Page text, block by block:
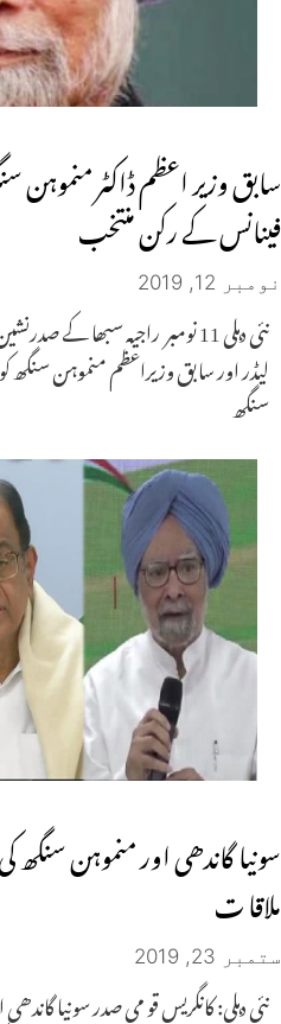
سابق وزیر اعظم ڈاکٹر منموہن
فینانس کے رکن منتخب
نومبر 12, 2019
نئی دہلی 11 نومبر راجیہ سبھا کے
لیڈر اور سابق وزیراعظم منموہن
سنگھ
سونیا گاندھی اور منموہن
ملاقا ت
ستمبر 23, 2019
نئی دہلی: کانگریس قو می صدر سونیا